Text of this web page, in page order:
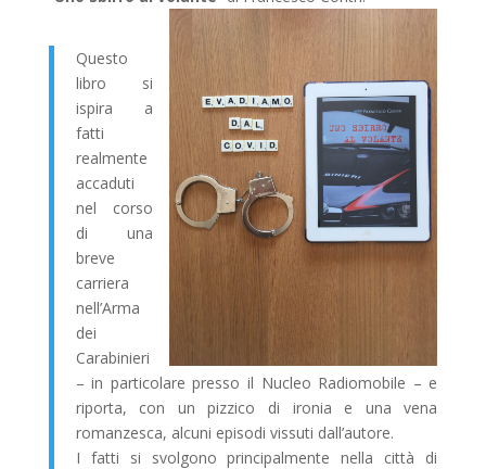
Questo
libro si
ispira a
fatti
realmente
accaduti
nel corso
di una
breve
carriera
nell’Arma
dei
Carabinieri
– in particolare presso il Nucleo Radiomobile – e
riporta, con un pizzico di ironia e una vena
romanzesca, alcuni episodi vissuti dall’autore.
I fatti si svolgono principalmente nella città di